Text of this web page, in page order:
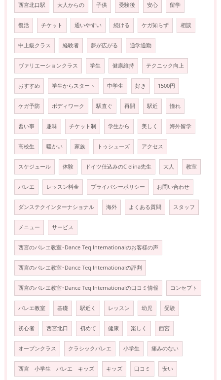
西宮北口駅 大人からの 子供 受験後 安心 留学
復活 チケット 通いやすい 続ける ケガ知らず 相談
中上級クラス 経験者 夢が広がる 通学通勤
ヴァリエーションクラス 学生 健康維持 テクニック向上
おすすめ 学生からスタート 中学生 好き 1500円
ケガ予防 ボディワーク 駅直ぐ 再開 駅近 憧れ
習い事 趣味 チケット制 学生から 美しく 海外留学
高校生 暖かい 家族 トゥシューズ アクセス
スケジュール 体験 ドイツ仕込みのC elina先生 大人 教室
バレエ レッスン料金 プライバシーポリシー お問い合わせ
ダンステクインターナショナル 海外 よくある質問 スタッフ
メニュー サービス
西宮のバレエ教室･Dance Teq Internationalのお客様の声
西宮のバレエ教室･Dance Teq Internationalの評判
西宮のバレエ教室･Dance Teq Internationalの口コミ情報 コンセプト
バレエ教室 基礎 駅近く レッスン 幼児 受験
初心者 西宮北口 初めて 健康 楽しく 西宮
オープンクラス クラシックバレエ 小学生 痛みのない
西宮 小学生 バレエ キッズ キッズ 口コミ 安い